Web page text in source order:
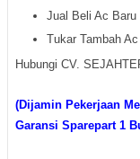
Jual Beli Ac
Tukar Tambah
Hubungi CV.
(Dijamin Pekerjaan
Garansi Sparepart 1